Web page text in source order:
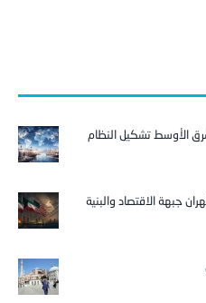
الأوسط تشكيل النظام
جبهة الاقتصاد والبنية